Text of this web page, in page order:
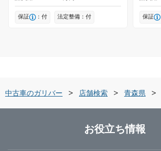
保証 ：付 法定整備：付 保証
中古車のガリバー 店舗検索 青森県
お役立ち情報